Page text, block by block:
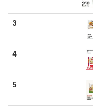
3
4
5